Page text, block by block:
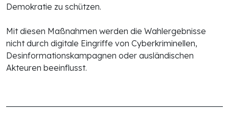
Demokratie zu schützen.
Mit diesen Maßnahmen werden die Wahlergebnisse
nicht durch digitale Eingriffe von Cyberkriminellen,
Desinformationskampagnen oder ausländischen
Akteuren beeinflusst.